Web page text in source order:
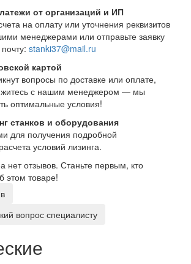
от организаций и ИП
на оплату или уточнения реквизитов
менеджерами или отправьте заявку
stanki37@mail.ru
картой
вопросы по доставке или оплате,
с нашим менеджером — мы
оптимальные условия!
станков и оборудования
для получения подробной
условий лизинга.
нет отзывов. Станьте первым, кто
этом товаре!
вопрос специалисту